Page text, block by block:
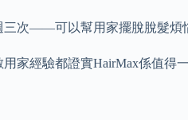
次——可以幫用家擺脫脫髮煩
家經驗都證實HairMax係值得